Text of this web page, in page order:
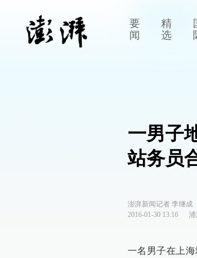
要
闻
精
选
一男子
站务员
澎湃新闻记者 李继成
2016-01-30 13:16
浦
一名男子在上